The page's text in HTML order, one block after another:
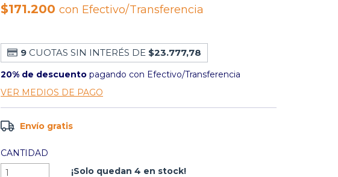
$171.200con Efectivo/Transferencia
9 CUOTAS SIN INTERÉS DE $23.777,78
20% de descuento pagando con Efectivo/Transferencia
VER MEDIOS DE PAGO
Envío gratis
CANTIDAD
¡Solo quedan4 en stock!